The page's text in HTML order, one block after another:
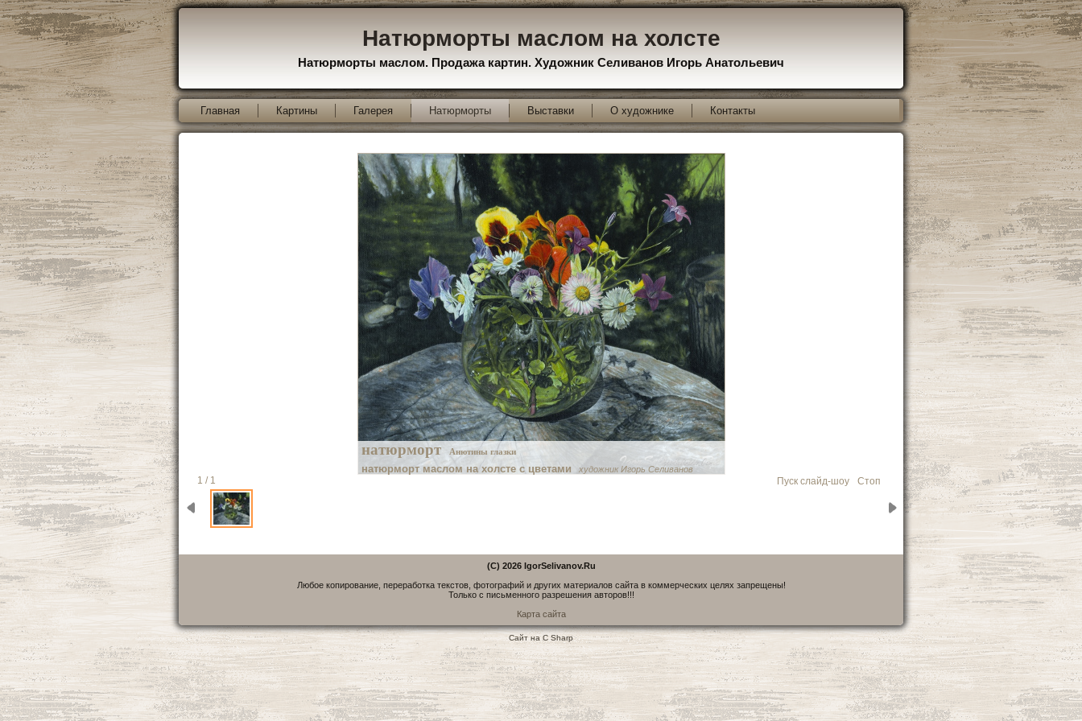
Натюрморты маслом на холсте
Натюрморты маслом. Продажа картин. Художник Селиванов Игорь Анатольевич
Главная Картины Галерея Натюрморты Выставки О художнике Контакты
натюрморт Анютины глазки
натюрморт маслом на холсте с цветами художник Игорь Селиванов
1 / 1 Пуск слайд-шоу Стоп
(C) 2026 IgorSelivanov.Ru
Любое копирование, переработка текстов, фотографий и других материалов сайта в коммерческих целях запрещены!
Только с письменного разрешения авторов!!!
Карта сайта
Сайт на C Sharp